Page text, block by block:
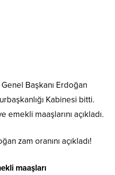
Başkanı Erdoğan
Kabinesi bitti.
emekli maaşlarını açıkladı.
zam oranını açıkladı!
maaşları